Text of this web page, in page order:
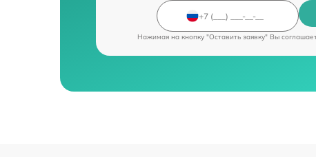
Нажимая на кнопку "Оставить заявку" Вы